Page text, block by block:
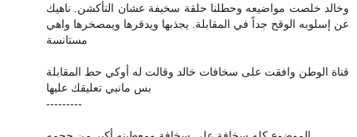
وخالد خلصت مواضيعه وحطلنا حلقة سخيفة عشان التأكشن. ناهيك
عن إسلوبه الوقح جداً في المقابلة. يجذبها ويدقرها ويمصخرها واهي
مستانسة
قناة الوطن وافقت على سخافات خالد وقالت له أوكي حط المقابلة
بس مانبي تعليقك عليها
---------